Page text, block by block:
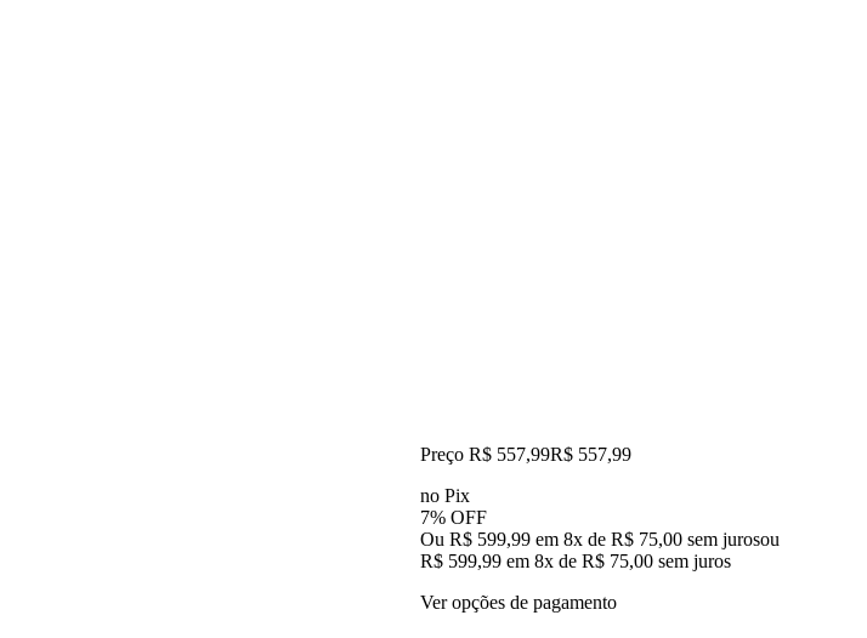
Preço R$ 557,99R$ 557,99
no Pix
7% OFF
Ou R$ 599,99 em 8x de R$ 75,00 sem jurosou
R$ 599,99 em 8x de R$ 75,00 sem juros
Ver opções de pagamento